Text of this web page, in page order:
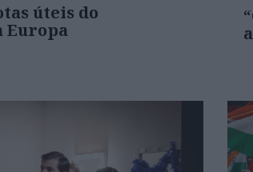
úteis do
Europa